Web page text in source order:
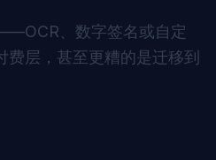
、数字签名或自定
费层，甚至更糟的是迁移到